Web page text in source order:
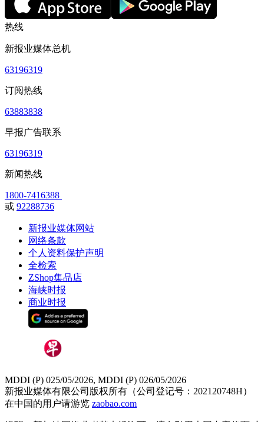
热线
新报业媒体总机
63196319
订阅热线
63883838
早报广告联系
63196319
新闻热线
1800-7416388
或 92288736
新报业媒体网站
网络条款
个人资料保护声明
全检索
ZShop集品店
海峡时报
商业时报
MDDI (P) 025/05/2026, MDDI (P) 026/05/2026
新报业媒体有限公司版权所有（公司登记号：202120748H）
在中国的用户请游览 zaobao.com